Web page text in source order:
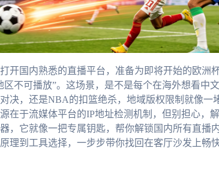
开国内熟悉的直播平台，准备为即将开始的欧洲
区不可播放”。这场景，是不是每个在海外想看中
决，还是NBA的扣篮绝杀，地域版权限制就像一
在于流媒体平台的IP地址检测机制，但别担心
，它就像一把专属钥匙，帮你解锁国内所有直播
理到工具选择，一步步带你找回在客厅沙发上畅